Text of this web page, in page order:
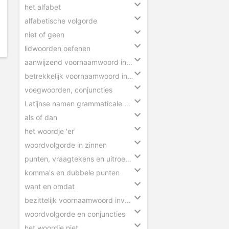
het alfabet
alfabetische volgorde
niet of geen
lidwoorden oefenen
aanwijzend voornaamwoord invullen
betrekkelijk voornaamwoord invullen
voegwoorden, conjuncties
Latijnse namen grammaticale begrippen
als of dan
het woordje 'er'
woordvolgorde in zinnen
punten, vraagtekens en uitroeptekens
komma's en dubbele punten
want en omdat
bezittelijk voornaamwoord invullen
woordvolgorde en conjuncties